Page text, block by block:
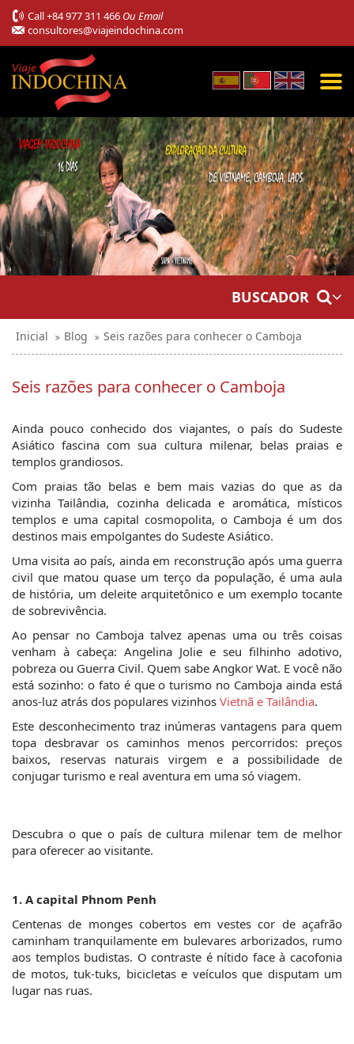
Call+84 977 311 466 Ou Email
consultores@viajeindochina.com
BUSCADOR
Inicial Blog Seis razões para conhecer o Camboja
Seis razões para conhecer o Camboja
Ainda pouco conhecido dos viajantes, o país do Sudeste
Asiático fascina com sua cultura milenar, belas praias e
templos grandiosos.
Com praias tão belas e bem mais vazias do que as da
vizinha Tailândia, cozinha delicada e aromática, místicos
templos e uma capital cosmopolita, o Camboja é um dos
destinos mais empolgantes do Sudeste Asiático.
Uma visita ao país, ainda em reconstrução após uma guerra
civil que matou quase um terço da população, é uma aula
de história, um deleite arquitetônico e um exemplo tocante
de sobrevivência.
Ao pensar no Camboja talvez apenas uma ou três coisas
venham à cabeça: Angelina Jolie e seu filhinho adotivo,
pobreza ou Guerra Civil. Quem sabe Angkor Wat. E você não
está sozinho: o fato é que o turismo no Camboja ainda está
anos-luz atrás dos populares vizinhos Vietnã e Tailândia.
Este desconhecimento traz inúmeras vantagens para quem
topa desbravar os caminhos menos percorridos: preços
baixos, reservas naturais virgem e a possibilidade de
conjugar turismo e real aventura em uma só viagem.
Descubra o que o país de cultura milenar tem de melhor
para oferecer ao visitante.
1. A capital Phnom Penh
Centenas de monges cobertos em vestes cor de açafrão
caminham tranquilamente em bulevares arborizados, rumo
aos templos budistas. O contraste é nítido face à cacofonia
de motos, tuk-tuks, bicicletas e veículos que disputam um
lugar nas ruas.